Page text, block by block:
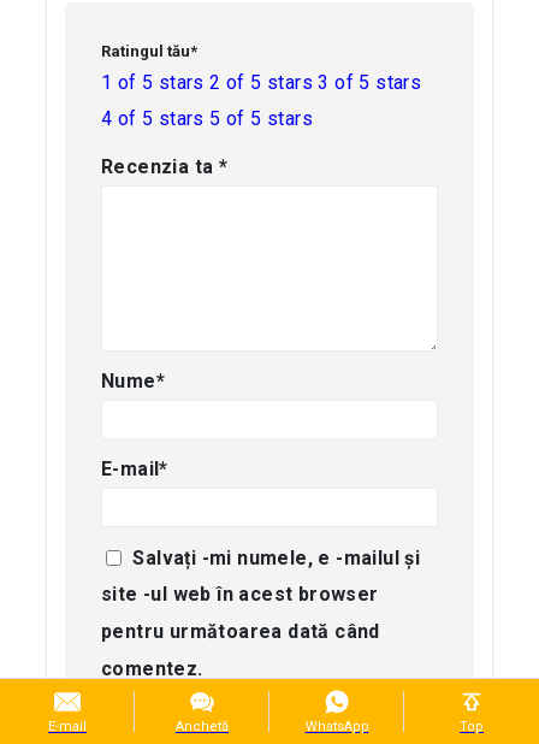
Ratingul tău*
1 of 5 stars 2 of 5 stars 3 of 5 stars
4 of 5 stars 5 of 5 stars
Recenzia ta *
Nume*
E-mail*
Salvați -mi numele, e -mailul și
site -ul web în acest browser
pentru următoarea dată când
comentez.
E-mail Anchetă WhatsApp Top